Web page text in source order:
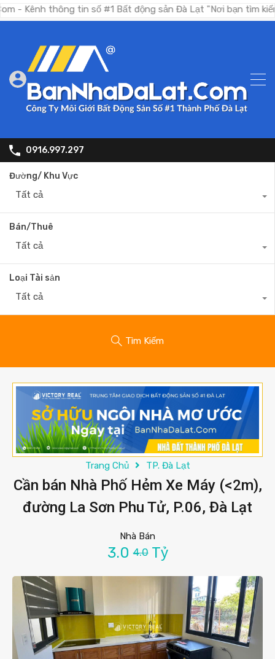
thông tin số #1 Bất động sản Đà Lạt "Nơi bạn tìm kiếm
0916.997.297
Đường/ Khu Vực
Tất cả
Bán/Thuê
Tất cả
Loại Tài sản
Tất cả
Tìm Kiếm
Trang Chủ TP. Đà Lạt
Cần bán Nhà Phố Hẻm Xe Máy (<2m),
đường La Sơn Phu Tử, P.06, Đà Lạt
Nhà Bán
3.0 4.0Tỷ